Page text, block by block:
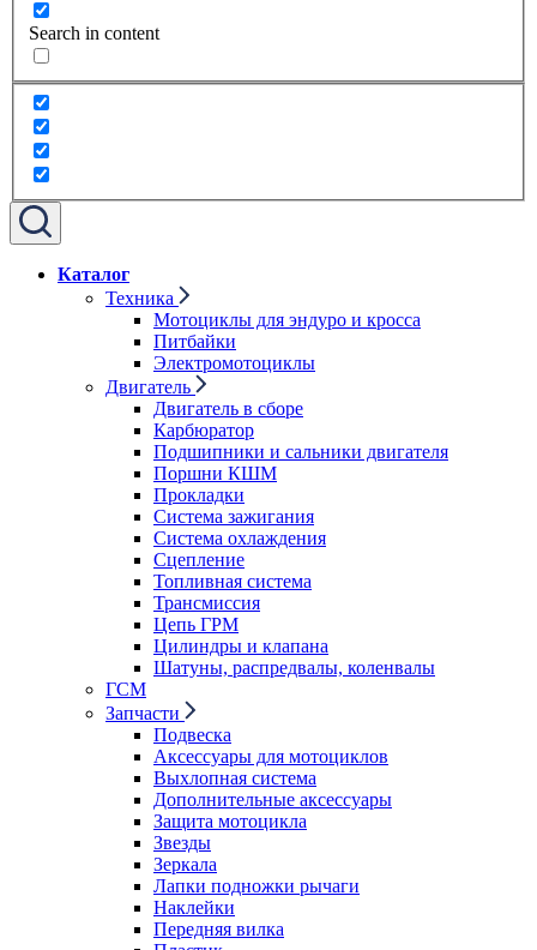
Search in content
Каталог
Техника
Мотоциклы для эндуро и кросса
Питбайки
Электромотоциклы
Двигатель
Двигатель в сборе
Карбюратор
Подшипники и сальники двигателя
Поршни КШМ
Прокладки
Система зажигания
Система охлаждения
Сцепление
Топливная система
Трансмиссия
Цепь ГРМ
Цилиндры и клапана
Шатуны, распредвалы, коленвалы
ГСМ
Запчасти
Подвеска
Аксессуары для мотоциклов
Выхлопная система
Дополнительные аксессуары
Защита мотоцикла
Звезды
Зеркала
Лапки подножки рычаги
Наклейки
Передняя вилка